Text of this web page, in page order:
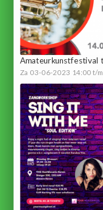
Amateurkunstfestival
Za 03-06-2023 14:00 t/